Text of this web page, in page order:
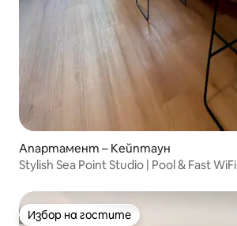
Апартамент – Кейптаун
Stylish Sea Point Studio | Pool & Fast WiFi
Избор на гостите
Избор на гостите